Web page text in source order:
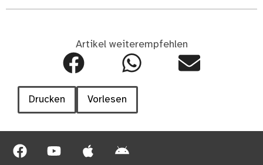
Artikel weiterempfehlen
Drucken Vorlesen